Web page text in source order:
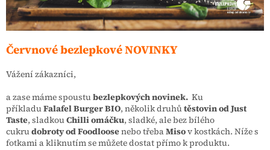
Červnové bezlepkové NOVINKY
Vážení zákazníci,
a zase máme spoustubezlepkových novinek. Ku
příkladuFalafel Burger BIO, několik druhůtěstovin od Just
Taste, sladkouChilli omáčku, sladké, ale bez bílého
cukrudobroty od Foodloosenebo třebaMisov kostkách. Níže s
fotkami a kliknutím se můžete dostat přímo k produktu.